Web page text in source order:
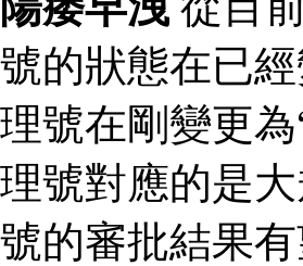
號的狀態在已
理號在剛變更
理號對應的是
號的審批結果